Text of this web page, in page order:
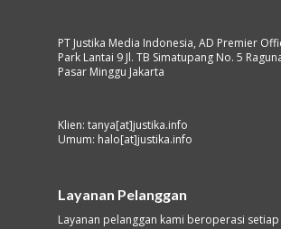
PT Justika Media Indonesia, AD Premier
Park Lantai 9 Jl. TB Simatupang No. 5
Pasar Minggu Jakarta
Klien: tanya[at]justika.info
Umum: halo[at]justika.info
Layanan Pelanggan
Layanan pelanggan kami beroperasi